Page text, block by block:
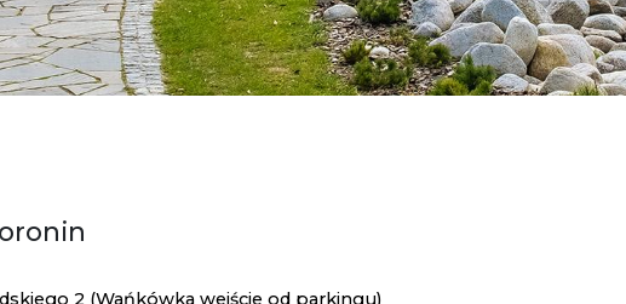
2 (Wańkówka wejście od parkingu)